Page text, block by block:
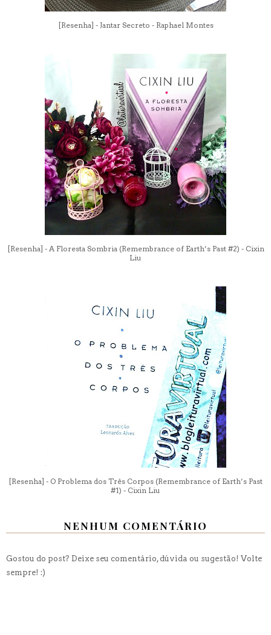
[Resenha] - Jantar Secreto - Raphael Montes
[Resenha] - A Floresta Sombria (Remembrance of Earth’s Past #2) - Cixin
Liu
[Resenha] - O Problema dos Três Corpos (Remembrance of Earth’s Past
#1) - Cixin Liu
NENHUM COMENTÁRIO
Gostou do post? Deixe seu comentário, dúvida ou sugestão! Volte
sempre! :)